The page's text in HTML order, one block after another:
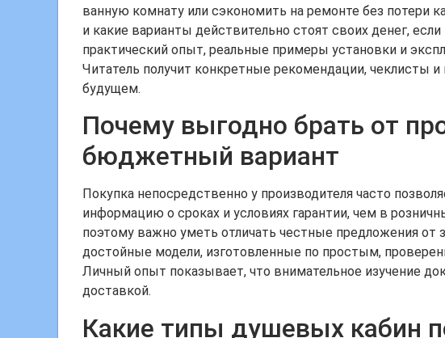
ванную комнату или сэкономить на ремонте без потери
и какие варианты действительно стоят своих денег,
практический опыт, реальные примеры установки и
Читатель получит конкретные рекомендации,
будущем.
Почему выгодно брать от
бюджетный вариант
Покупка непосредственно у производителя часто
информацию о сроках и условиях гарантии, чем в
поэтому важно уметь отличать честные предложения
достойные модели, изготовленные по простым,
Личный опыт показывает, что внимательное изучение
доставкой.
Какие типы душевых кабин